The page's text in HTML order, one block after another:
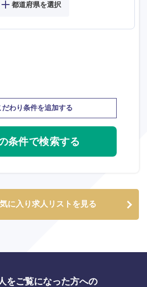
都道府県を選択
だわり条件を追加する
に入り求人リストを見る
をご覧になった方への